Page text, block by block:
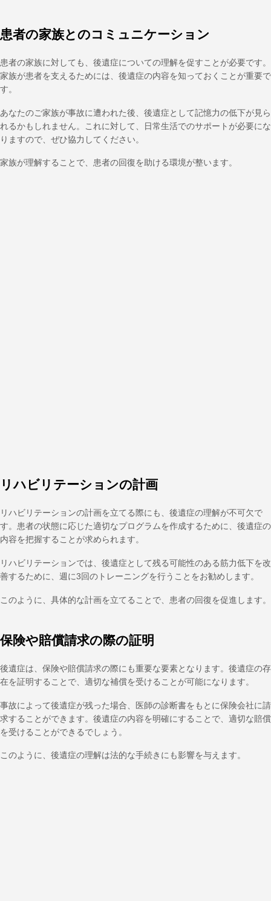
患者の家族とのコミュニケーション
患者の家族に対しても、後遺症についての理解を促すことが必要です。
家族が患者を支えるためには、後遺症の内容を知っておくことが重要で
す。
あなたのご家族が事故に遭われた後、後遺症として記憶力の低下が見ら
れるかもしれません。これに対して、日常生活でのサポートが必要にな
りますので、ぜひ協力してください。
家族が理解することで、患者の回復を助ける環境が整います。
リハビリテーションの計画
リハビリテーションの計画を立てる際にも、後遺症の理解が不可欠で
す。患者の状態に応じた適切なプログラムを作成するために、後遺症の
内容を把握することが求められます。
リハビリテーションでは、後遺症として残る可能性のある筋力低下を改
善するために、週に3回のトレーニングを行うことをお勧めします。
このように、具体的な計画を立てることで、患者の回復を促進します。
保険や賠償請求の際の証明
後遺症は、保険や賠償請求の際にも重要な要素となります。後遺症の存
在を証明することで、適切な補償を受けることが可能になります。
事故によって後遺症が残った場合、医師の診断書をもとに保険会社に請
求することができます。後遺症の内容を明確にすることで、適切な賠償
を受けることができるでしょう。
このように、後遺症の理解は法的な手続きにも影響を与えます。